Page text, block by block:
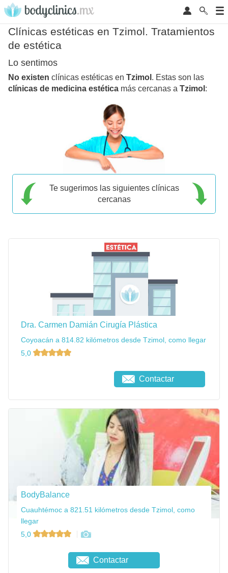
Clínicas estéticas en Tzimol. Tratamientos
de estética
Lo sentimos
No existen clínicas estéticas en Tzimol . Estas son las
clínicas de medicina estética más cercanas a Tzimol :
Te sugerimos las siguientes clínicas
cercanas
Dra. Carmen Damián Cirugía Plástica
Coyoacán a 814.82 kilómetros desde Tzimol, como llegar
5,0
Contactar
BodyBalance
Cuauhtémoc a 821.51 kilómetros desde Tzimol, como
llegar
5,0
Contactar